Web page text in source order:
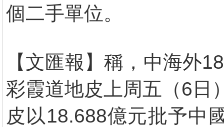
個二手單位。
【文匯報】稱，中海外
彩霞道地皮上周五（6日
皮以18.688億元批予中